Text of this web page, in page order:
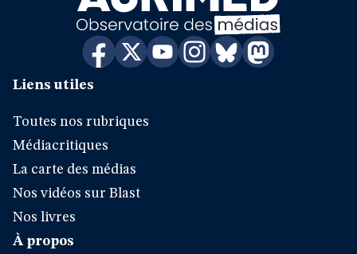
Liens utiles
Toutes nos rubriques
Médiacritiques
La carte des médias
Nos vidéos sur Blast
Nos livres
À propos